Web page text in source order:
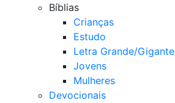
Bíblias
Crianças
Estudo
Letra Grande/Gigante
Jovens
Mulheres
Devocionais